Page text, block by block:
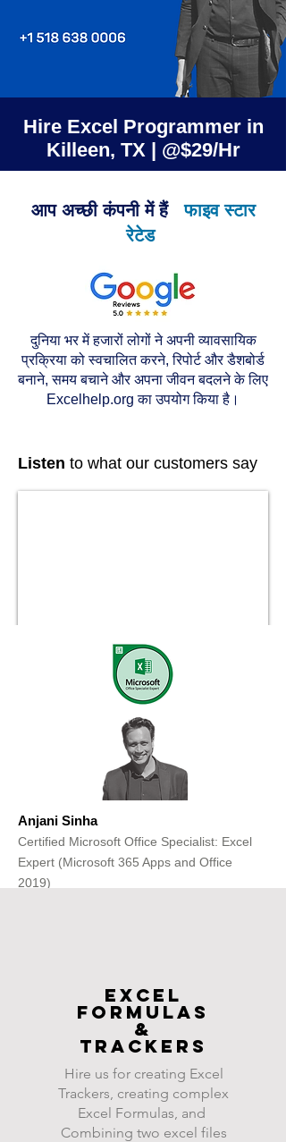
Hire Excel Programmer in
Killeen, TX | @$29/Hr
आप अच्छी कंपनी में हैं
फाइव स्टार
रेटेड
दुनिया भर में हजारों लोगों ने अपनी व्यावसायिक
प्रक्रिया को स्वचालित करने, रिपोर्ट और डैशबोर्ड
बनाने, समय बचाने और अपना जीवन बदलने के लिए
Excelhelp.org का उपयोग किया है।
Listen to what our customers say
Anjani Sinha
Certified Microsoft Office Specialist: Excel
Expert (Microsoft 365 Apps and Office
2019)
Excel
FOrmulas
&
Trackers
Hire us for creating Excel
Trackers, creating complex
Excel Formulas, and
Combining two excel files